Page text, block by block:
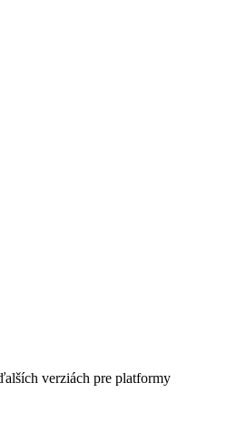
verziách pre platformy